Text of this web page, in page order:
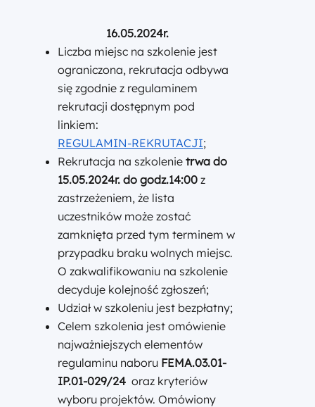
16.05.2024r.
Liczba miejsc na szkolenie jest
ograniczona, rekrutacja odbywa
się zgodnie z regulaminem
rekrutacji dostępnym pod
linkiem:
REGULAMIN-REKRUTACJI;
Rekrutacja na szkolenie trwa do
15.05.2024r. do godz.14:00 z
zastrzeżeniem, że lista
uczestników może zostać
zamknięta przed tym terminem w
przypadku braku wolnych miejsc.
O zakwalifikowaniu na szkolenie
decyduje kolejność zgłoszeń;
Udział w szkoleniu jest bezpłatny;
Celem szkolenia jest omówienie
najważniejszych elementów
regulaminu naboru FEMA.03.01-
IP.01-029/24 oraz kryteriów
wyboru projektów. Omówiony